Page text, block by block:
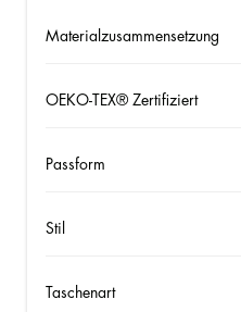
Materialzusammensetzung
OEKO-TEX® Zertifiziert
Passform
Stil
Taschenart